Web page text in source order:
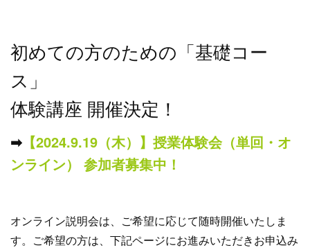
初めての方のための「基礎コー
ス」
体験講座 開催決定！
➡︎ 【2024.9.19（木）】授業体験会（単回・オ
ンライン） 参加者募集中！
オンライン説明会は、ご希望に応じて随時開催いたしま
す。ご希望の方は、下記ページにお進みいただきお申込み